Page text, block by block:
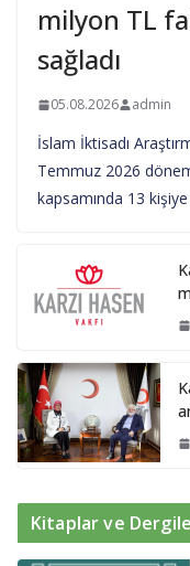
milyon TL
sağladı
05.08.2026 admin
İslam İktisadı
Temmuz 2026
kapsamında 13
Kitaplar ve